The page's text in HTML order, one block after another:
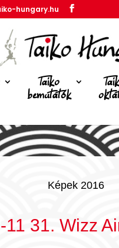
hungary.hu
Taiko
bemutatók
Képek 2016
11 31. Wizz